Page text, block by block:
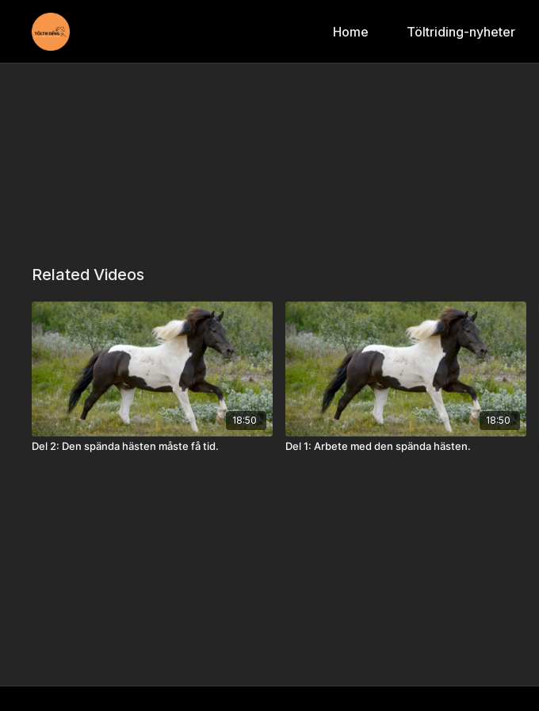
Home Töltriding-nyheter
Related Videos
18:50
Del 2: Den spända hästen måste få tid.
18:50
Del 1: Arbete med den spända hästen.